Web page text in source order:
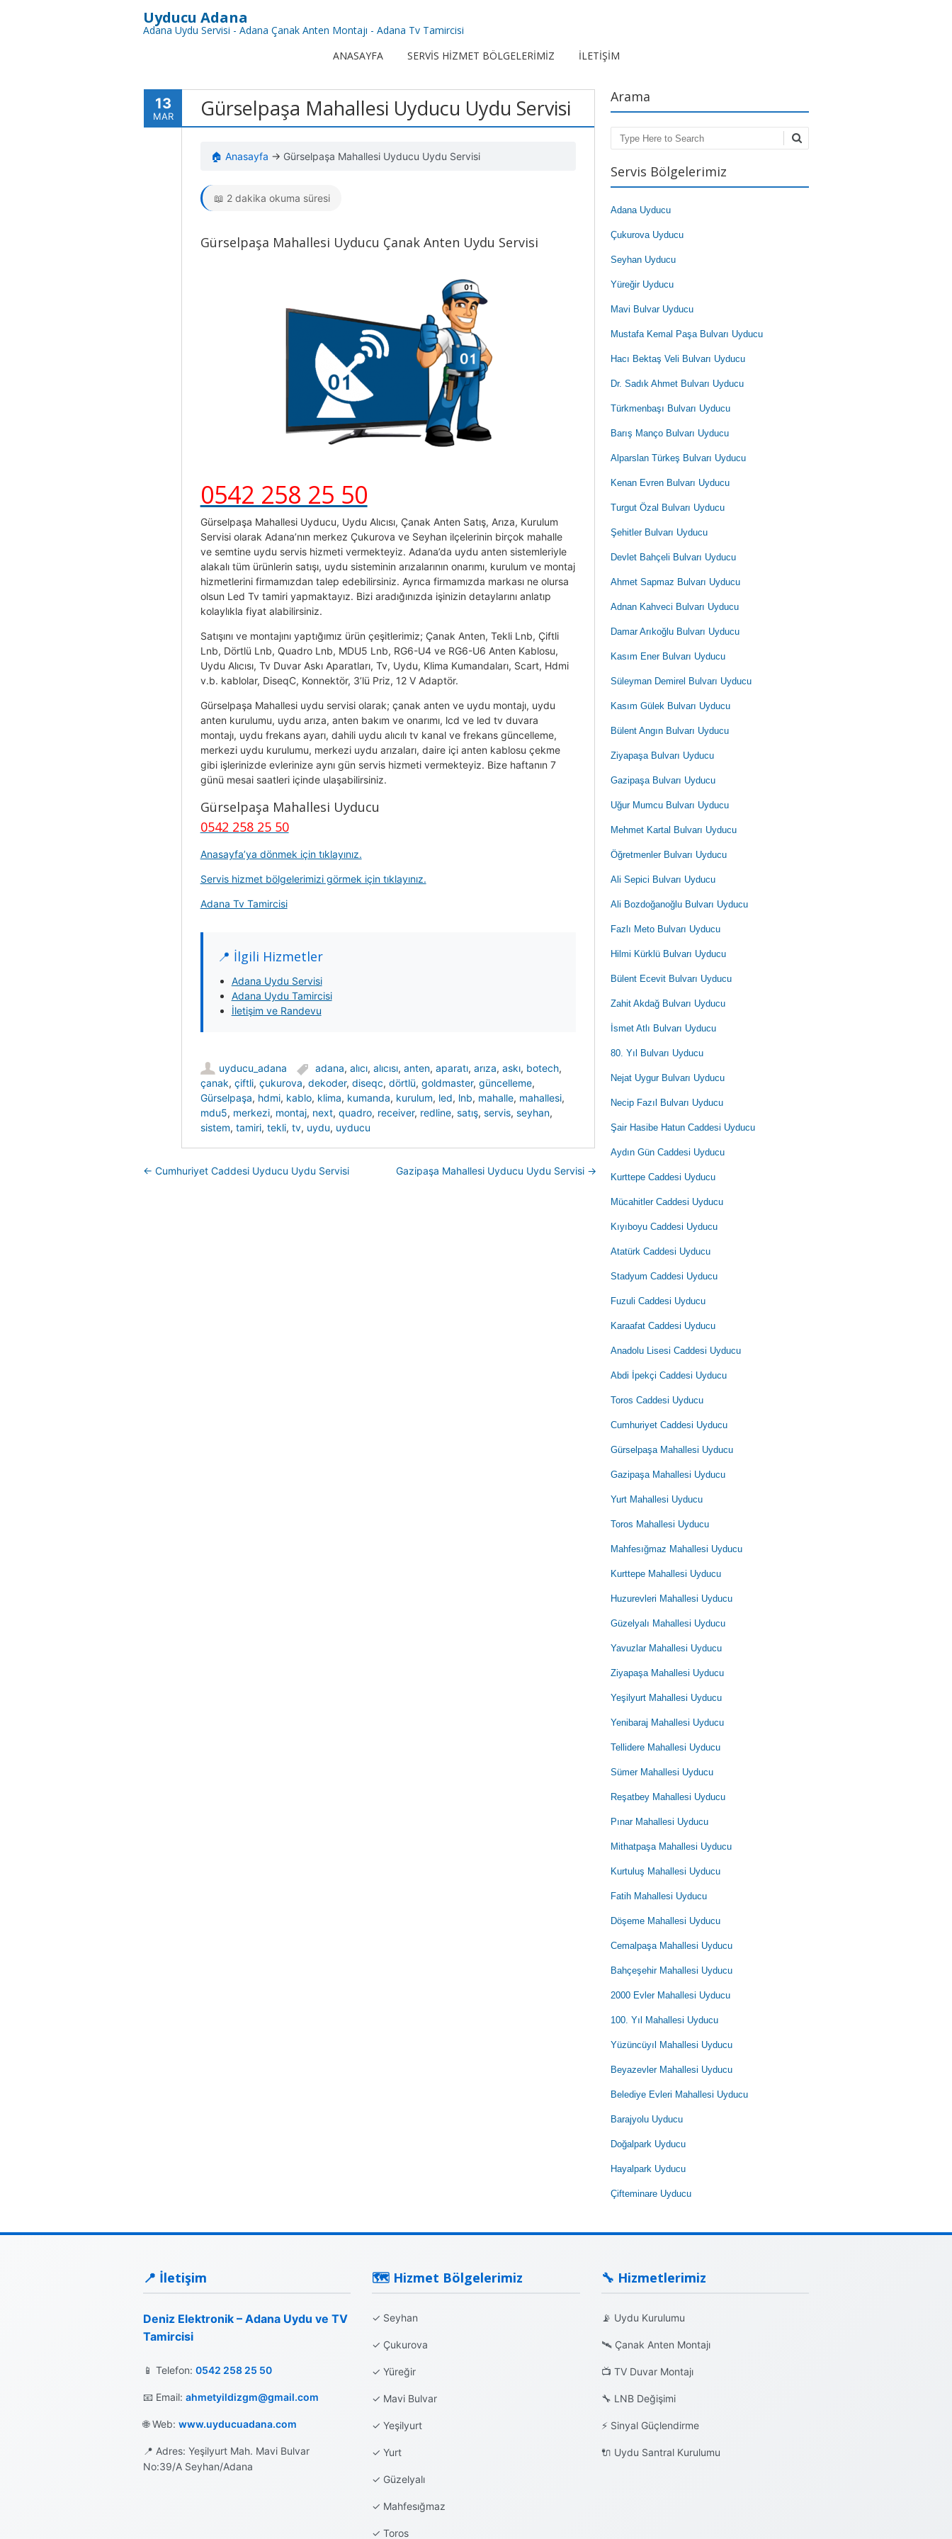
Uyducu Adana
Adana Uydu Servisi - Adana Çanak Anten Montajı - Adana Tv Tamircisi
ANASAYFA
SERVIS HIZMET BÖLGELERIMIZ İLETIŞIM
13
MAR Gürselpaşa Mahallesi Uyducu Uydu Servisi
🏠 Anasayfa → Gürselpaşa Mahallesi Uyducu Uydu Servisi
📖 2 dakika okuma süresi
Gürselpaşa Mahallesi Uyducu Çanak Anten Uydu Servisi
0542 258 25 50
Gürselpaşa Mahallesi Uyducu, Uydu Alıcısı, Çanak Anten Satış, Arıza, Kurulum
Servisi olarak Adana’nın merkez Çukurova ve Seyhan ilçelerinin birçok mahalle
ve semtine uydu servis hizmeti vermekteyiz. Adana’da uydu anten sistemleriyle
alakalı tüm ürünlerin satışı, uydu sisteminin arızalarının onarımı, kurulum ve montaj
hizmetlerini firmamızdan talep edebilirsiniz. Ayrıca firmamızda markası ne olursa
olsun Led Tv tamiri yapmaktayız. Bizi aradığınızda işinizin detaylarını anlatıp
kolaylıkla fiyat alabilirsiniz.
Satışını ve montajını yaptığımız ürün çeşitlerimiz; Çanak Anten, Tekli Lnb, Çiftli
Lnb, Dörtlü Lnb, Quadro Lnb, MDU5 Lnb, RG6-U4 ve RG6-U6 Anten Kablosu,
Uydu Alıcısı, Tv Duvar Askı Aparatları, Tv, Uydu, Klima Kumandaları, Scart, Hdmi
v.b. kablolar, DiseqC, Konnektör, 3’lü Priz, 12 V Adaptör.
Gürselpaşa Mahallesi uydu servisi olarak; çanak anten ve uydu montajı, uydu
anten kurulumu, uydu arıza, anten bakım ve onarımı, lcd ve led tv duvara
montajı, uydu frekans ayarı, dahili uydu alıcılı tv kanal ve frekans güncelleme,
merkezi uydu kurulumu, merkezi uydu arızaları, daire içi anten kablosu çekme
gibi işlerinizde evlerinize aynı gün servis hizmeti vermekteyiz. Bize haftanın 7
günü mesai saatleri içinde ulaşabilirsiniz.
Gürselpaşa Mahallesi Uyducu
0542 258 25 50
Anasayfa’ya dönmek için tıklayınız.
Servis hizmet bölgelerimizi görmek için tıklayınız.
Adana Tv Tamircisi
📍 İlgili Hizmetler
Adana Uydu Servisi
Adana Uydu Tamircisi
İletişim ve Randevu
uyducu_adana adana, alıcı, alıcısı, anten, aparatı, arıza, askı, botech,
çanak, çiftli, çukurova, dekoder, diseqc, dörtlü, goldmaster, güncelleme,
Gürselpaşa, hdmi, kablo, klima, kumanda, kurulum, led, lnb, mahalle, mahallesi,
mdu5, merkezi, montaj, next, quadro, receiver, redline, satış, servis, seyhan,
sistem, tamiri, tekli, tv, uydu, uyducu
Post navigation
← Cumhuriyet Caddesi Uyducu Uydu Servisi Gazipaşa Mahallesi Uyducu Uydu Servisi →
Arama
Search
Servis Bölgelerimiz
Adana Uyducu
Çukurova Uyducu
Seyhan Uyducu
Yüreğir Uyducu
Mavi Bulvar Uyducu
Mustafa Kemal Paşa Bulvarı Uyducu
Hacı Bektaş Veli Bulvarı Uyducu
Dr. Sadık Ahmet Bulvarı Uyducu
Türkmenbaşı Bulvarı Uyducu
Barış Manço Bulvarı Uyducu
Alparslan Türkeş Bulvarı Uyducu
Kenan Evren Bulvarı Uyducu
Turgut Özal Bulvarı Uyducu
Şehitler Bulvarı Uyducu
Devlet Bahçeli Bulvarı Uyducu
Ahmet Sapmaz Bulvarı Uyducu
Adnan Kahveci Bulvarı Uyducu
Damar Arıkoğlu Bulvarı Uyducu
Kasım Ener Bulvarı Uyducu
Süleyman Demirel Bulvarı Uyducu
Kasım Gülek Bulvarı Uyducu
Bülent Angın Bulvarı Uyducu
Ziyapaşa Bulvarı Uyducu
Gazipaşa Bulvarı Uyducu
Uğur Mumcu Bulvarı Uyducu
Mehmet Kartal Bulvarı Uyducu
Öğretmenler Bulvarı Uyducu
Ali Sepici Bulvarı Uyducu
Ali Bozdoğanoğlu Bulvarı Uyducu
Fazlı Meto Bulvarı Uyducu
Hilmi Kürklü Bulvarı Uyducu
Bülent Ecevit Bulvarı Uyducu
Zahit Akdağ Bulvarı Uyducu
İsmet Atlı Bulvarı Uyducu
80. Yıl Bulvarı Uyducu
Nejat Uygur Bulvarı Uyducu
Necip Fazıl Bulvarı Uyducu
Şair Hasibe Hatun Caddesi Uyducu
Aydın Gün Caddesi Uyducu
Kurttepe Caddesi Uyducu
Mücahitler Caddesi Uyducu
Kıyıboyu Caddesi Uyducu
Atatürk Caddesi Uyducu
Stadyum Caddesi Uyducu
Fuzuli Caddesi Uyducu
Karaafat Caddesi Uyducu
Anadolu Lisesi Caddesi Uyducu
Abdi İpekçi Caddesi Uyducu
Toros Caddesi Uyducu
Cumhuriyet Caddesi Uyducu
Gürselpaşa Mahallesi Uyducu
Gazipaşa Mahallesi Uyducu
Yurt Mahallesi Uyducu
Toros Mahallesi Uyducu
Mahfesığmaz Mahallesi Uyducu
Kurttepe Mahallesi Uyducu
Huzurevleri Mahallesi Uyducu
Güzelyalı Mahallesi Uyducu
Yavuzlar Mahallesi Uyducu
Ziyapaşa Mahallesi Uyducu
Yeşilyurt Mahallesi Uyducu
Yenibaraj Mahallesi Uyducu
Tellidere Mahallesi Uyducu
Sümer Mahallesi Uyducu
Reşatbey Mahallesi Uyducu
Pınar Mahallesi Uyducu
Mithatpaşa Mahallesi Uyducu
Kurtuluş Mahallesi Uyducu
Fatih Mahallesi Uyducu
Döşeme Mahallesi Uyducu
Cemalpaşa Mahallesi Uyducu
Bahçeşehir Mahallesi Uyducu
2000 Evler Mahallesi Uyducu
100. Yıl Mahallesi Uyducu
Yüzüncüyıl Mahallesi Uyducu
Beyazevler Mahallesi Uyducu
Belediye Evleri Mahallesi Uyducu
Barajyolu Uyducu
Doğalpark Uyducu
Hayalpark Uyducu
Çifteminare Uyducu
📍 İletişim
Deniz Elektronik – Adana Uydu ve TV
Tamircisi
📱 Telefon: 0542 258 25 50
📧 Email: ahmetyildizgm@gmail.com
🌐 Web: www.uyducuadana.com
📍 Adres: Yeşilyurt Mah. Mavi Bulvar
No:39/A Seyhan/Adana
🗺️ Hizmet Bölgelerimiz
✓ Seyhan
✓ Çukurova
✓ Yüreğir
✓ Mavi Bulvar
✓ Yeşilyurt
✓ Yurt
✓ Güzelyalı
✓ Mahfesığmaz
✓ Toros
🔧 Hizmetlerimiz
📡 Uydu Kurulumu
🛰️ Çanak Anten Montajı
📺 TV Duvar Montajı
🔧 LNB Değişimi
⚡ Sinyal Güçlendirme
🔌 Uydu Santral Kurulumu